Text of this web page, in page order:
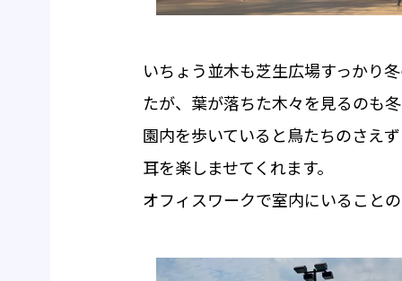
いちょう並木も芝生広場すっかり
たが、葉が落ちた木々を見るのも
園内を歩いていると鳥たちのさえ
耳を楽しませてくれます。
オフィスワークで室内にいること